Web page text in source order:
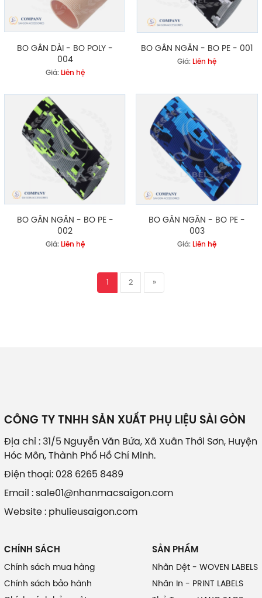
BO GÂN DÀI - BO POLY -
004
Giá: Liên hệ
BO GÂN NGẮN - BO PE - 001
Giá: Liên hệ
BO GÂN NGẮN - BO PE -
002
Giá: Liên hệ
BO GÂN NGẮN - BO PE -
003
Giá: Liên hệ
1 2 »
CÔNG TY TNHH SẢN XUẤT PHỤ LIỆU SÀI GÒN
Địa chỉ : 31/5 Nguyễn Văn Bứa, Xã Xuân Thới Sơn, Huyện
Hóc Môn, Thành Phố Hồ Chí Minh.
Điện thoại: 028 6265 8489
Email : sale01@nhanmacsaigon.com
Website : phulieusaigon.com
CHÍNH SÁCH
Chính sách mua hàng
Chính sách bảo hành
SẢN PHẨM
Nhãn Dệt - WOVEN LABELS
Nhãn In - PRINT LABELS